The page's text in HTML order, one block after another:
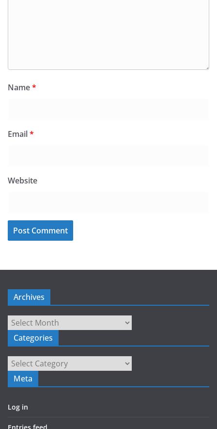
Name*
Email*
Website
Archives
Archives
Categories
Categories
Meta
Log in